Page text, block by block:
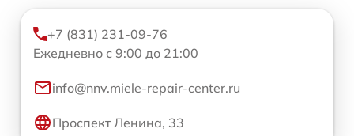
+7 (831) 231-09-76
Ежедневно с 9:00 до 21:00
info@nnv.miele-repair-center.ru
Проспект Ленина, 33